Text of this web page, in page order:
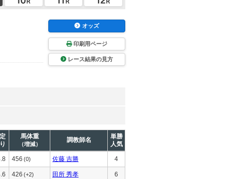
オッズ
印刷用ページ
レース結果の見方
馬体重
（増減）
調教師名
単勝
人気
456 (0) 佐藤 吉勝 4
426 (+2) 田所 秀孝 6